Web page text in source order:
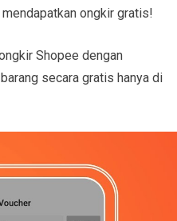
ongkir gratis!
Shopee dengan
secara gratis hanya di